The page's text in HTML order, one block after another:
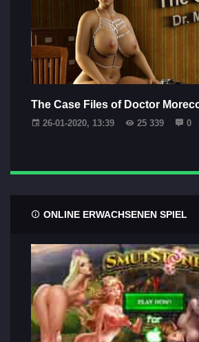
The Case Files of Doctor
26-01-2020, 13:39 25 339 0
ONLINE ERWACHSENEN SPIEL